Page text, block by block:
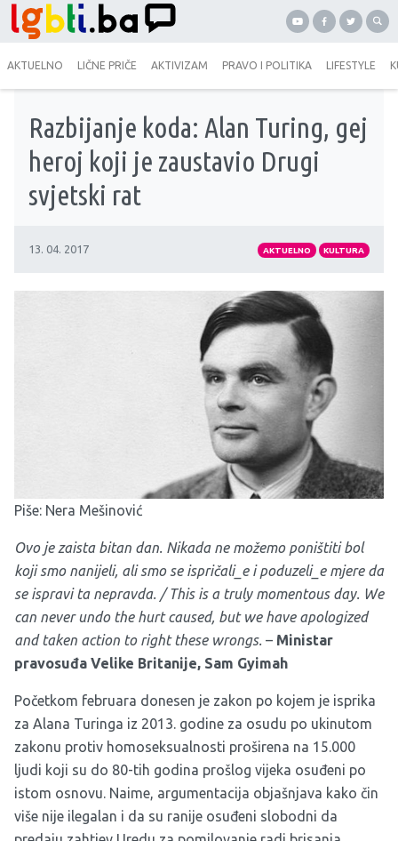
AKTUELNO LIČNE PRIČE AKTIVIZAM PRAVO I POLITIKA LIFESTYLE
Razbijanje koda: Alan Turing, gej
heroj koji je zaustavio Drugi
svjetski rat
13. 04. 2017 AKTUELNO KULTURA
Piše: Nera Mešinović
Ovo je zaista bitan dan. Nikada ne možemo poništiti bol
koji smo nanijeli, ali smo se ispričali_e i poduzeli_e mjere da
se ispravi ta nepravda. /This is a truly momentous day. We
can never undo the hurt caused, but we have apologized
and taken action to right these wrongs. – Ministar
pravosuđa Velike Britanije, Sam Gyimah
Početkom februara donesen je zakon po kojem je isprika
za Alana Turinga iz 2013. godine za osudu po ukinutom
zakonu protiv homoseksualnosti proširena na 15.000
ljudi koji su do 80-tih godina prošlog vijeka osuđeni po
istom osnovu. Naime, argumentacija objašnjava kako čin
više nije ilegalan i da su ranije osuđeni slobodni da